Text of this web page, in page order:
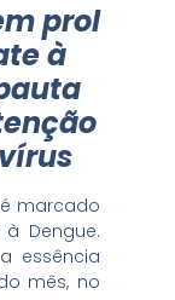
prol
à
marcado
Dengue.
essência
mês, no